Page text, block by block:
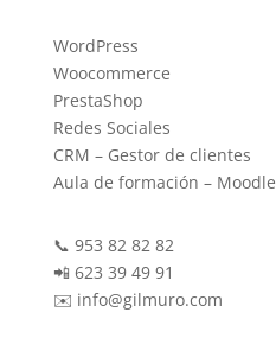
WordPress
Woocommerce
PrestaShop
Redes Sociales
CRM – Gestor de clientes
Aula de formación – Moodle
📞 953 82 82 82
📲 623 39 49 91
✉️ info@gilmuro.com